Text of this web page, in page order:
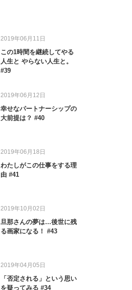
2019年06月11日
この1時間を継続してやる
人生と やらない人生と。
#39
2019年06月12日
幸せなパートナーシップの
大前提は？ #40
2019年06月18日
わたしがこの仕事をする理
由 #41
2019年10月02日
旦那さんの夢は…後世に残
る画家になる！ #43
2019年04月05日
「否定される」という思い
を疑ってみる #34